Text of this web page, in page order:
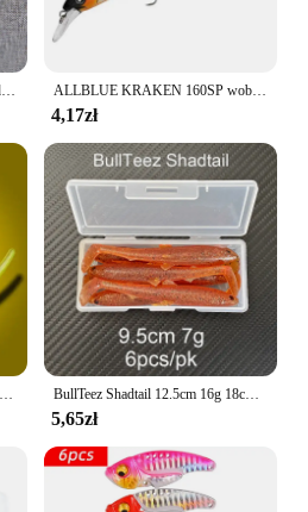
ALLBLUE KRAKEN 160SP wobler przynęta wędkarska 16cm 34g twardy plastikowy sztuczna przynęta podwieszany szczupak okoń słodkowodny sprzęt
4,17zł
BullTeez Shadtail 12.5cm 16g 18cm 53g ShadTeez 12cm 15g okonia szczupak drapieżnik miękkie przynęty wędkarskie
5,65zł